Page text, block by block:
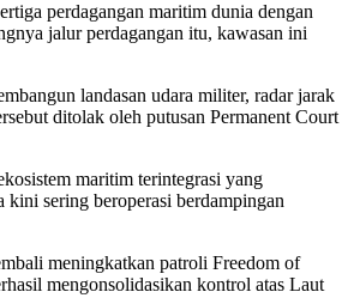
perdagangan maritim dunia dengan
jalur perdagangan itu, kawasan ini
landasan udara militer, radar jarak
ditolak oleh putusan Permanent Court
maritim terintegrasi yang
sering beroperasi berdampingan
meningkatkan patroli Freedom of
mengonsolidasikan kontrol atas Laut